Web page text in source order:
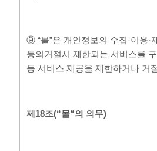
⑨ “몰”은 개인정보의 수집·이용
동의거절시 제한되는 서비스를
등 서비스 제공을 제한하거나 거
제 18조(“몰“의 의무)